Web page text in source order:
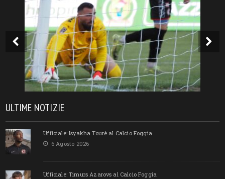
ULTIME NOTIZIE
Ufficiale: Isyakha Tourè al Calcio Foggia
6 Agosto 2026
Ufficiale: Timurs Azarovs al Calcio Foggia